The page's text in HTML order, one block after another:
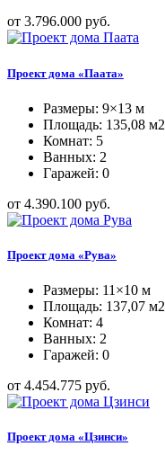
от 3.796.000 руб.
Проект дома «Паата»
Размеры: 9×13 м
Площадь: 135,08 м2
Комнат: 5
Ванных: 2
Гаражей: 0
от 4.390.100 руб.
Проект дома «Рува»
Размеры: 11×10 м
Площадь: 137,07 м2
Комнат: 4
Ванных: 2
Гаражей: 0
от 4.454.775 руб.
Проект дома «Цзинси»